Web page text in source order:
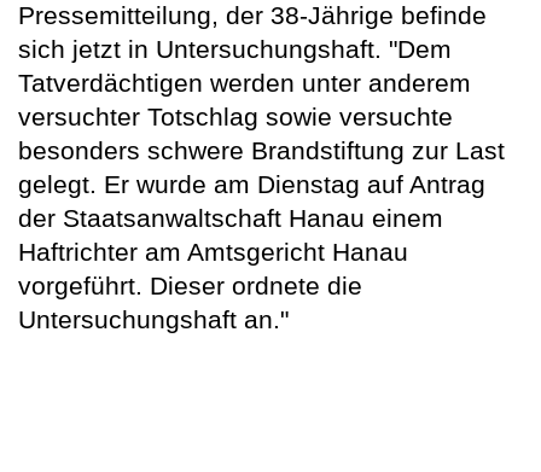
Pressemitteilung, der 38-Jährige befinde
sich jetzt in Untersuchungshaft. "Dem
Tatverdächtigen werden unter anderem
versuchter Totschlag sowie versuchte
besonders schwere Brandstiftung zur Last
gelegt. Er wurde am Dienstag auf Antrag
der Staatsanwaltschaft Hanau einem
Haftrichter am Amtsgericht Hanau
vorgeführt. Dieser ordnete die
Untersuchungshaft an."